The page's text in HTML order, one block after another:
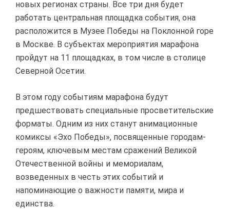
новых регионах страны. Все три дня будет
работать центральная площадка события, она
расположится в Музее Победы на Поклонной горе
в Москве. В субъектах мероприятия марафона
пройдут на 11 площадках, в том числе в столице
Северной Осетии.
В этом году событиям марафона будут
предшествовать специальные просветительские
форматы. Одним из них станут анимационные
комиксы «Эхо Победы», посвященные городам-
героям, ключевым местам сражений Великой
Отечественной войны и мемориалам,
возведенных в честь этих событий и
напоминающие о важности памяти, мира и
единства.